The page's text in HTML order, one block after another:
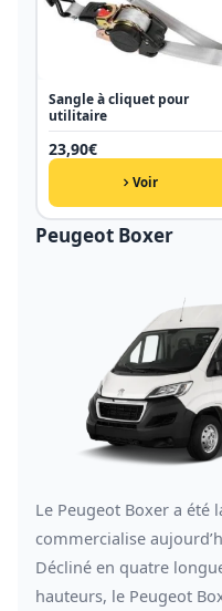
Sangle à cliquet pour
utilitaire
23,90€
Voir
Peugeot Boxer
Le Peugeot Boxer a été
commercialise
Décliné en quatre
hauteurs, le Peugeot